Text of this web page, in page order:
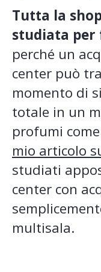
Tutta la
studiata per
perché un
center può
momento di
totale in un
profumi
mio articolo
studiati
center con
multisala.